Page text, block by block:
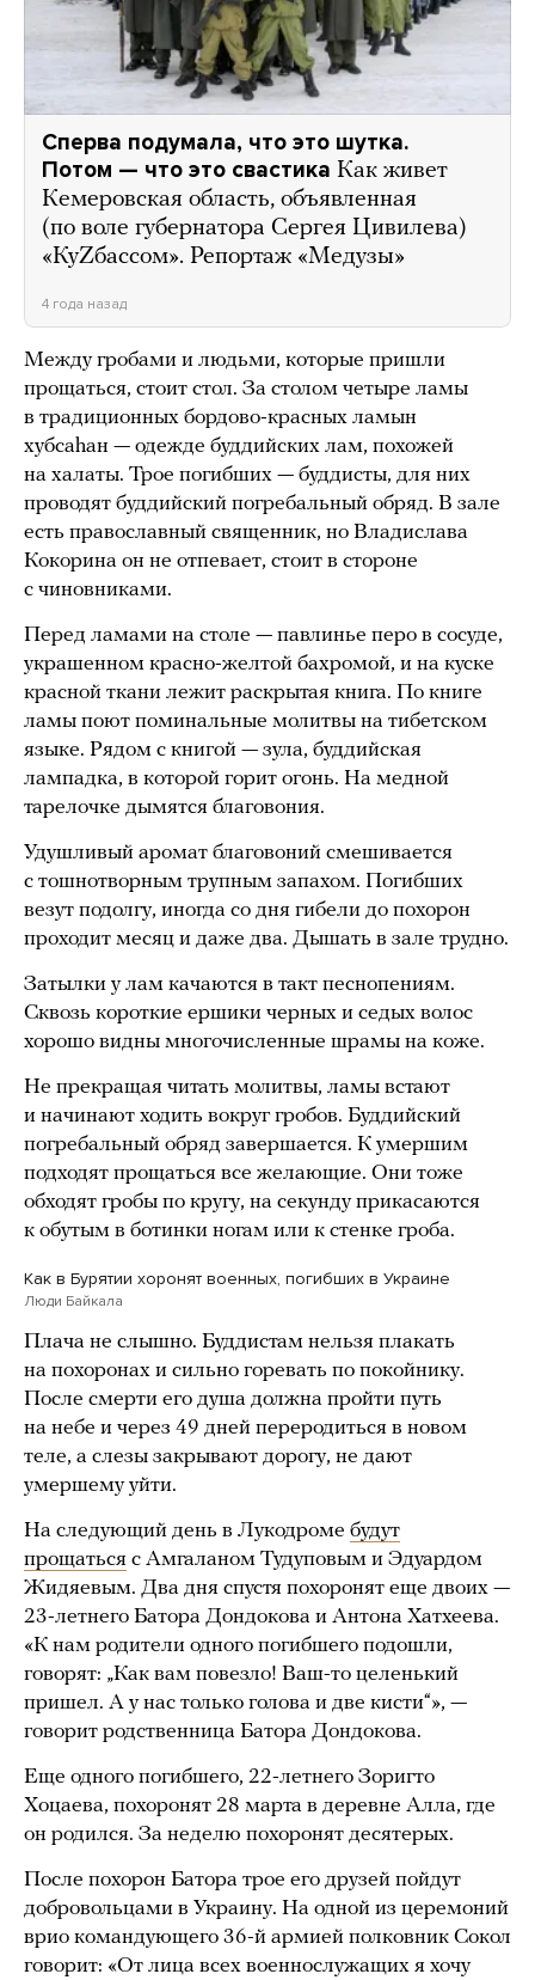
Сперва подумала, что это шутка.
Потом — что это свастика Как живет
Кемеровская область, объявленная
(по воле губернатора Сергея Цивилева)
«КуZбассом». Репортаж «Медузы»
4 года назад
Между гробами и людьми, которые пришли
прощаться, стоит стол. За столом четыре ламы
в традиционных бордово-красных ламын
хубсаhан — одежде буддийских лам, похожей
на халаты. Трое погибших — буддисты, для них
проводят буддийский погребальный обряд. В зале
есть православный священник, но Владислава
Кокорина он не отпевает, стоит в стороне
с чиновниками.
Перед ламами на столе — павлинье перо в сосуде,
украшенном красно-желтой бахромой, и на куске
красной ткани лежит раскрытая книга. По книге
ламы поют поминальные молитвы на тибетском
языке. Рядом с книгой — зула, буддийская
лампадка, в которой горит огонь. На медной
тарелочке дымятся благовония.
Удушливый аромат благовоний смешивается
с тошнотворным трупным запахом. Погибших
везут подолгу, иногда со дня гибели до похорон
проходит месяц и даже два. Дышать в зале трудно.
Затылки у лам качаются в такт песнопениям.
Сквозь короткие ершики черных и седых волос
хорошо видны многочисленные шрамы на коже.
Не прекращая читать молитвы, ламы встают
и начинают ходить вокруг гробов. Буддийский
погребальный обряд завершается. К умершим
подходят прощаться все желающие. Они тоже
обходят гробы по кругу, на секунду прикасаются
к обутым в ботинки ногам или к стенке гроба.
Как в Бурятии хоронят военных, погибших в Украине
Люди Байкала
Плача не слышно. Буддистам нельзя плакать
на похоронах и сильно горевать по покойнику.
После смерти его душа должна пройти путь
на небе и через 49 дней переродиться в новом
теле, а слезы закрывают дорогу, не дают
умершему уйти.
На следующий день в Лукодроме будут
прощаться с Амгаланом Тудуповым и Эдуардом
Жидяевым. Два дня спустя похоронят еще двоих —
23-летнего Батора Дондокова и Антона Хатхеева.
«К нам родители одного погибшего подошли,
говорят: „Как вам повезло! Ваш-то целенький
пришел. А у нас только голова и две кисти“», —
говорит родственница Батора Дондокова.
Еще одного погибшего, 22-летнего Зоригто
Хоцаева, похоронят 28 марта в деревне Алла, где
он родился. За неделю похоронят десятерых.
После похорон Батора трое его друзей пойдут
добровольцами в Украину. На одной из церемоний
врио командующего 36-й армией полковник Сокол
говорит: «От лица всех военнослужащих я хочу